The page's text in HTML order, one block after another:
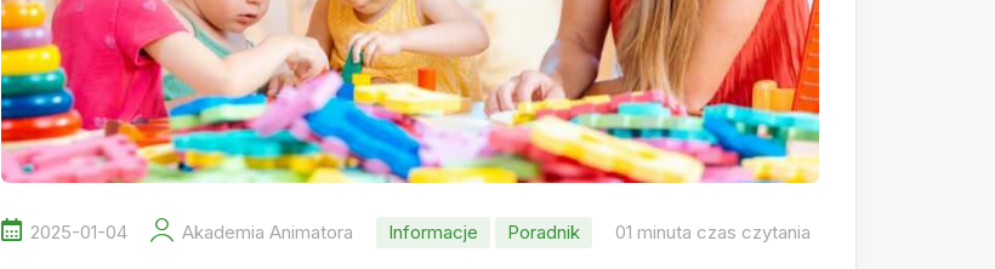
2025-01-04 Akademia Animatora Informacje Poradnik 01 minuta czas czytania